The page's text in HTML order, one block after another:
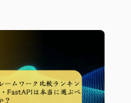
レームワークは単なる便
や品質、保守性を支える
この記事では、システム